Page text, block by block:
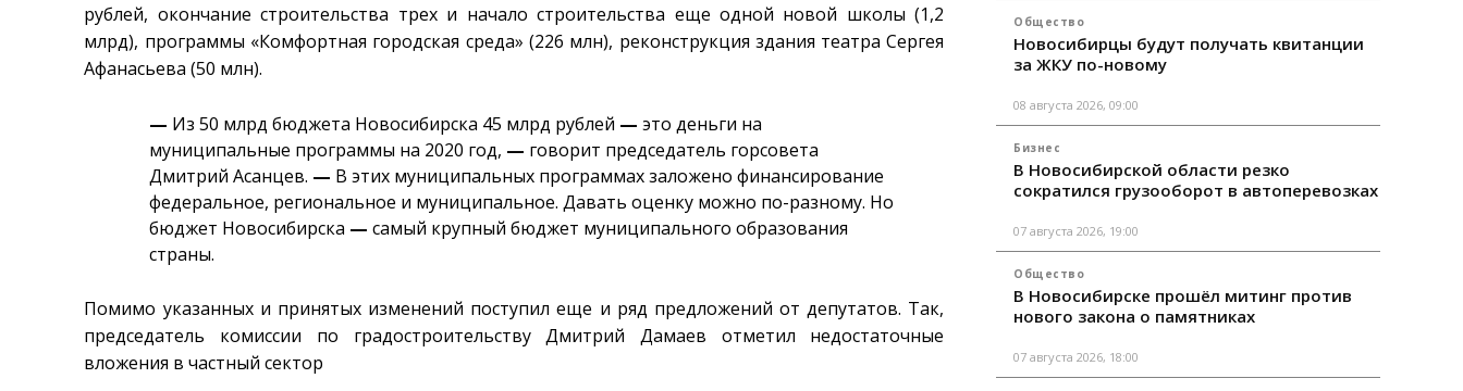
рублей, окончание строительства трех и начало строительства еще одной новой школы (1,2
млрд), программы «Комфортная городская среда» (226 млн), реконструкция здания театра Сергея
Афанасьева (50 млн).
— Из 50 млрд бюджета Новосибирска 45 млрд рублей — это деньги на
муниципальные программы на 2020 год, — говорит председатель горсовета
Дмитрий Асанцев. — В этих муниципальных программах заложено финансирование
федеральное, региональное и муниципальное. Давать оценку можно по-разному. Но
бюджет Новосибирска — самый крупный бюджет муниципального образования
страны.
Помимо указанных и принятых изменений поступил еще и ряд предложений от депутатов. Так,
председатель комиссии по градостроительству Дмитрий Дамаев отметил недостаточные
вложения в частный сектор
Общество
Новосибирцы будут получать квитанции
за ЖКУ по-новому
08 августа 2026, 09:00
Бизнес
В Новосибирской области резко
сократился грузооборот в автоперевозках
07 августа 2026, 19:00
Общество
В Новосибирске прошёл митинг против
нового закона о памятниках
07 августа 2026, 18:00